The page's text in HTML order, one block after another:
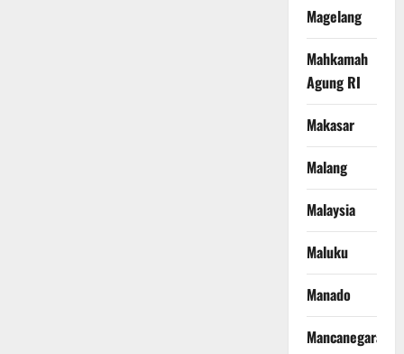
Magelang
Mahkamah
Agung RI
Makasar
Malang
Malaysia
Maluku
Manado
Mancanegara